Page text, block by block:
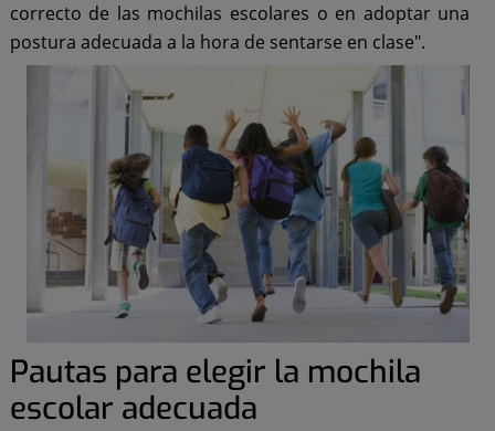
correcto de las mochilas escolares o en adoptar una
postura adecuada a la hora de sentarse en clase".
Pautas para elegir la mochila
escolar adecuada